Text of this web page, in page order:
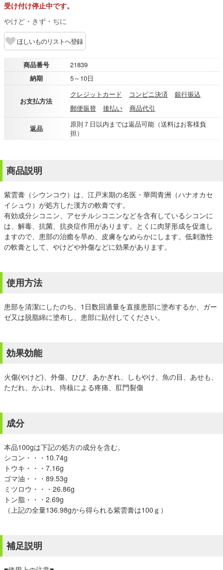
受け付け停止中です。
やけど・きず・ぢに
ほしいものリストへ登録
商品番号
21839
納期
5～10日
お支払方法
クレジットカード コンビニ決済
銀行振込
郵便振替
後払い 商品代引
返品
原則７日以内までは返品可能（送料はお客様負
担）
商品説明
紫雲膏（シウンコウ）は、江戸末期の名医・華岡青洲（ハナオカセ
イシュウ）が処方した漢方の軟膏です。
有効成分シコニン、アセチルシコニンなどを含有しているシコンに
は、解毒、抗菌、抗炎症作用があります。とくに肉芽形成を促進し
ますので、患部の治癒を早め、皮膚をなめらかにします。低刺激性
の軟膏として、やけどや外傷などに効果があります。
使用方法
患部を清潔にしたのち、1日数回適量を直接患部に塗布するか、ガー
ゼ又は脱脂綿に塗布し、患部に貼付してください。
効果効能
火傷(やけど)、外傷、ひび、あかぎれ、しもやけ、魚の目、あせも、
ただれ、かぶれ、痔核による疼痛、肛門裂傷
成分
本品100gは下記の処方の成分を含む。
シコン・・・10.74g
トウキ・・・7.16g
ゴマ油・・・89.53g
ミツロウ・・・26.86g
トン脂・・・2.69g
（上記の全量136.98gから得られる紫雲膏は100ｇ）
補足説明